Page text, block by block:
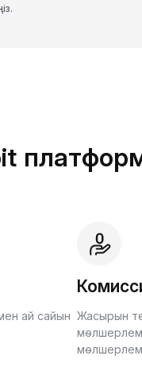
ай сайын Жасырын